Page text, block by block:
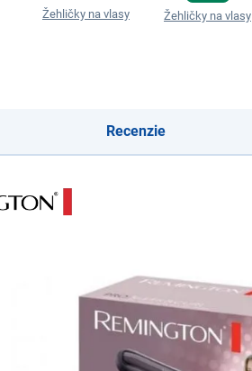
Žehličky na vlasy Žehličky na vlasy
Recenzie